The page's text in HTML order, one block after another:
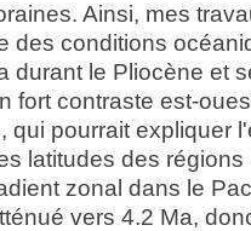
Ainsi, mes
des conditions
durant le Pliocène et
fort contraste est-
qui pourrait expliquer
latitudes des
zonal dans le
vers 4.2 Ma,